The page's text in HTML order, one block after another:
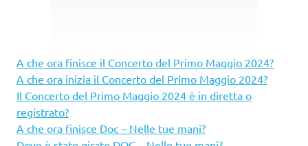
A che ora finisce il Concerto del Primo Maggio 2024?
A che ora inizia il Concerto del Primo Maggio 2024?
Il Concerto del Primo Maggio 2024 è in diretta o
registrato?
A che ora finisce Doc – Nelle tue mani?